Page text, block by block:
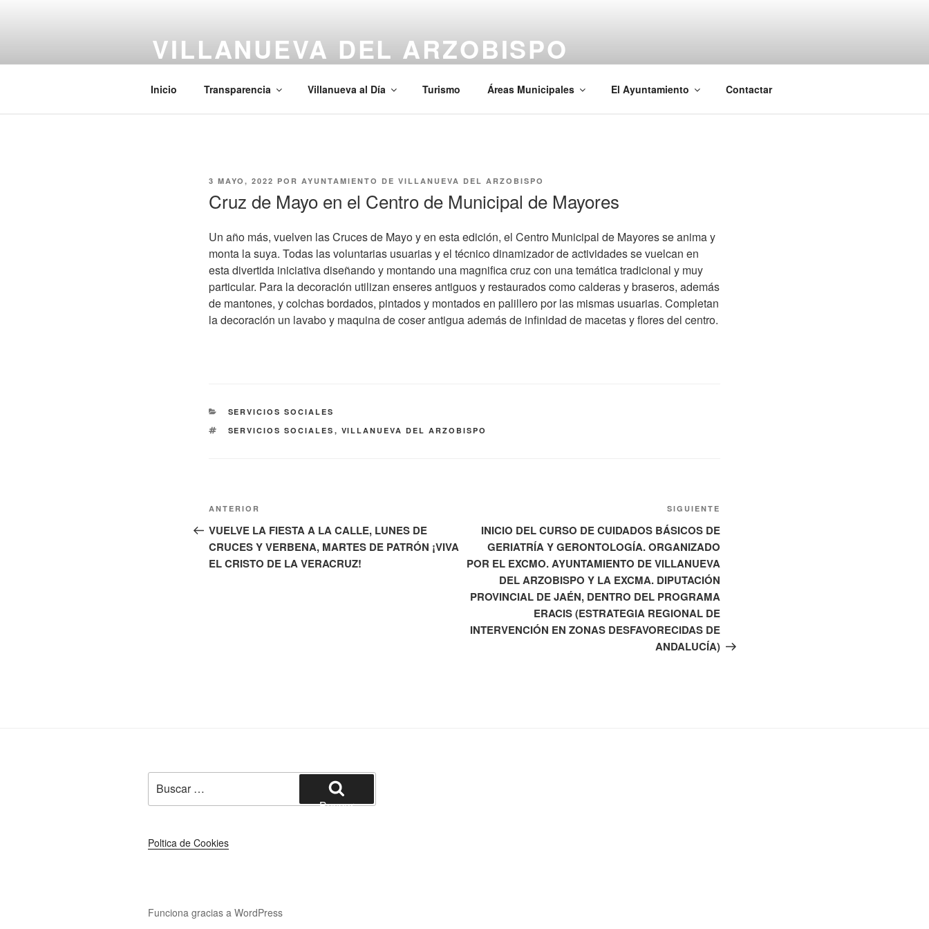
VILLANUEVA DEL ARZOBISPO
Inicio Transparencia Villanueva al Día Turismo Áreas Municipales El Ayuntamiento Contactar
PUBLICADO
3 MAYO, 2022 POR AYUNTAMIENTO DE VILLANUEVA DEL ARZOBISPO
Cruz de Mayo en el Centro de Municipal de Mayores
Un año más, vuelven las Cruces de Mayo y en esta edición, el Centro Municipal de Mayores se anima y
monta la suya. Todas las voluntarias usuarias y el técnico dinamizador de actividades se vuelcan en
esta divertida iniciativa diseñando y montando una magnifica cruz con una temática tradicional y muy
particular. Para la decoración utilizan enseres antiguos y restaurados como calderas y braseros, además
de mantones, y colchas bordados, pintados y montados en palillero por las mismas usuarias. Completan
la decoración un lavabo y maquina de coser antigua además de infinidad de macetas y flores del centro.
CATEGORÍAS
SERVICIOS SOCIALES
ETIQUETAS
SERVICIOS SOCIALES , VILLANUEVA DEL ARZOBISPO
Navegación
de
entradas
Entrada
anterior:
ANTERIOR
VUELVE LA FIESTA A LA CALLE, LUNES DE
CRUCES Y VERBENA, MARTES DE PATRÓN ¡VIVA
EL CRISTO DE LA VERACRUZ!
SIGUIENTE
INICIO DEL CURSO DE CUIDADOS BÁSICOS DE
GERIATRÍA Y GERONTOLOGÍA. ORGANIZADO
POR EL EXCMO. AYUNTAMIENTO DE VILLANUEVA
DEL ARZOBISPO Y LA EXCMA. DIPUTACIÓN
PROVINCIAL DE JAÉN, DENTRO DEL PROGRAMA
ERACIS (ESTRATEGIA REGIONAL DE
INTERVENCIÓN EN ZONAS DESFAVORECIDAS DE
ANDALUCÍA)
por:
Buscar
Poltica de Cookies
Funciona gracias a WordPress